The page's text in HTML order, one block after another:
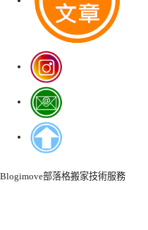
Blogimove部落格搬家技術服務